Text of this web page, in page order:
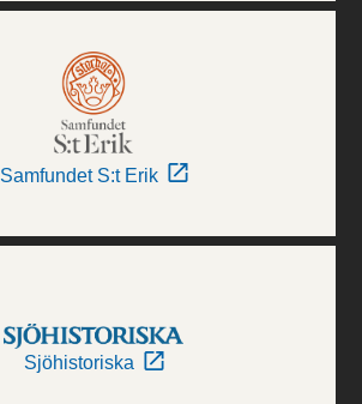
Samfundet S:t Erik
Sjöhistoriska